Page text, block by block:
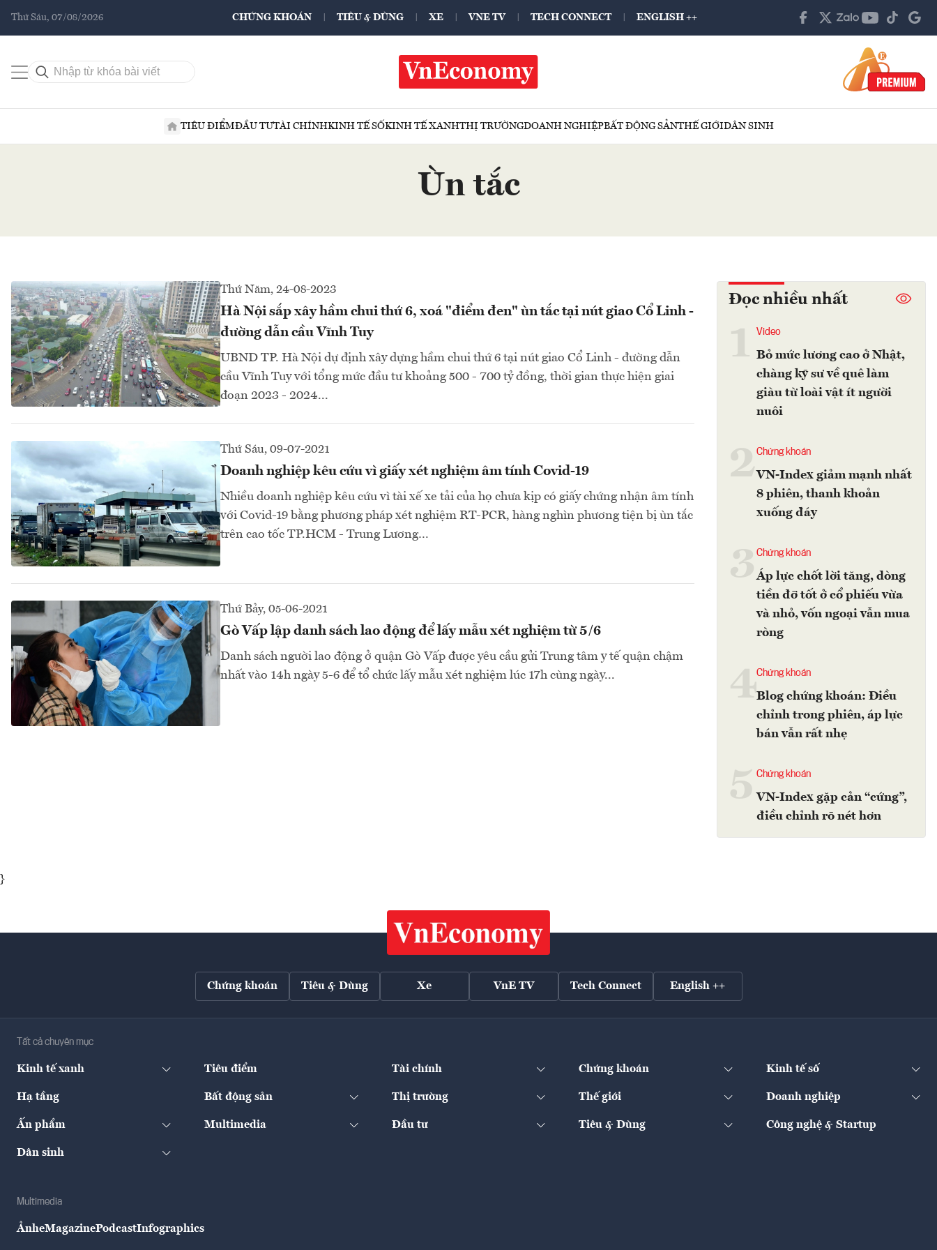
Thứ Sáu, 07/08/2026 CHỨNG KHOÁN TIÊU & DÙNG XE VNE TV TECH CONNECT ENGLISH ++
TIÊU ĐIỂMĐẦU TƯTÀI CHÍNHKINH TẾ SỐKINH TẾ XANHTHỊ TRƯỜNGDOANH NGHIỆPBẤT ĐỘNG SẢNTHẾ GIỚIDÂN SINH
Ùn tắc
Thứ Năm, 24-08-2023
Hà Nội sắp xây hầm chui thứ 6, xoá "điểm đen" ùn tắc tại nút giao Cổ Linh -
đường dẫn cầu Vĩnh Tuy
UBND TP. Hà Nội dự định xây dựng hầm chui thứ 6 tại nút giao Cổ Linh - đường dẫn
cầu Vĩnh Tuy với tổng mức đầu tư khoảng 500 - 700 tỷ đồng, thời gian thực hiện giai
đoạn 2023 - 2024...
Thứ Sáu, 09-07-2021
Doanh nghiệp kêu cứu vì giấy xét nghiệm âm tính Covid-19
Nhiều doanh nghiệp kêu cứu vì tài xế xe tải của họ chưa kịp có giấy chứng nhận âm tính
với Covid-19 bằng phương pháp xét nghiệm RT-PCR, hàng nghìn phương tiện bị ùn tắc
trên cao tốc TP.HCM - Trung Lương…
Thứ Bảy, 05-06-2021
Gò Vấp lập danh sách lao động để lấy mẫu xét nghiệm từ 5/6
Danh sách người lao động ở quận Gò Vấp được yêu cầu gửi Trung tâm y tế quận chậm
nhất vào 14h ngày 5-6 để tổ chức lấy mẫu xét nghiệm lúc 17h cùng ngày...
Đọc nhiều nhất
Video
Bỏ mức lương cao ở Nhật,
chàng kỹ sư về quê làm
giàu từ loài vật ít người
nuôi
2Chứng khoán
VN-Index giảm mạnh nhất
8 phiên, thanh khoản
xuống đáy
Chứng khoán
Áp lực chốt lời tăng, dòng
tiền đỡ tốt ở cổ phiếu vừa
và nhỏ, vốn ngoại vẫn mua
ròng
4Chứng khoán
Blog chứng khoán: Điều
chỉnh trong phiên, áp lực
bán vẫn rất nhẹ
Chứng khoán
VN-Index gặp cản “cứng”,
điều chỉnh rõ nét hơn
}
Chứng khoán Tiêu & Dùng Xe VnE TV Tech Connect English ++
Tất cả chuyên mục
Kinh tế xanh Tiêu điểm Tài chính Chứng khoán Kinh tế số
Hạ tầng Bất động sản Thị trường Thế giới Doanh nghiệp
Ấn phẩm Multimedia Đầu tư Tiêu & Dùng Công nghệ & Startup
Dân sinh
Multimedia
ẢnheMagazinePodcastInfographics